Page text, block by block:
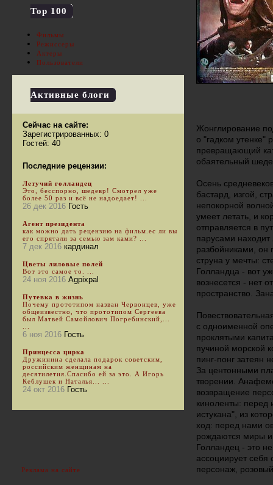
Жонглирование
о "гадком утенке"
превращающий
обаятельный
Осень
бастард, изгой,
непокорной
умеет летать, и
отправляется в
парусами
разбойниками, он
струна у мечты:
Голландца - вот
вознесется - нет
пространство.
с одноименной
проклятыми
пучиной морской
пинг-понг затеян
За центонными
творении.
возвращение
киноленты: перед
истукана", из
ход: перед нами
рождаются миры и
Голландец - это
ассоциирует
персонаж,
Top 100
Фильмы
Режиссеры
Актеры
Пользователи
Активные блоги
Сейчас на сайте:
Зарегистрированных: 0
Гостей: 40
Последние рецензии:
Летучий голландец
Это, бесспорно, шедевр! Смотрел уже
более 50 раз и всё не надоедает! ...
26 дек 2016 Гость
Агент президента
как можно дать рецензию на фильм.ес ли вы
его спрятали за семью зам ками? ...
7 дек 2016 кардинал
Цветы лиловые полей
Вот это самое то. ...
24 ноя 2016 Agpixpal
Путевка в жизнь
Почему прототипом назван Червонцев, уже
общеизвестно, что прототипом Сергеева
был Матвей Самойлович Погребинский,...
6 ноя 2016 Гость
Принцесса цирка
Дружинина сделала подарок советским,
российским женщинам на
десятилетия.Спасибо ей за это. А Игорь
Кеблушек и Наталья... ...
24 окт 2016 Гость
Реклама на сайте